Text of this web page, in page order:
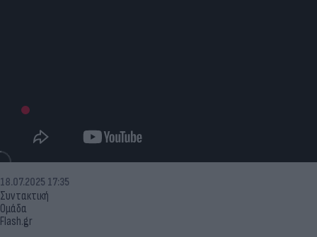
Συντακτική
Ομάδα
Flash.gr
18.07.2025 17:35